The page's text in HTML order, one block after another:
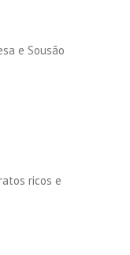
e Sousão
ricos e